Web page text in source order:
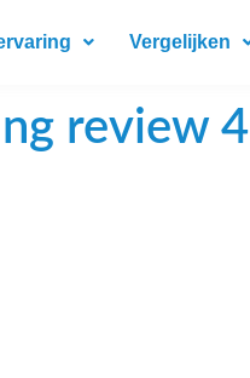
Vergelijken
review 4